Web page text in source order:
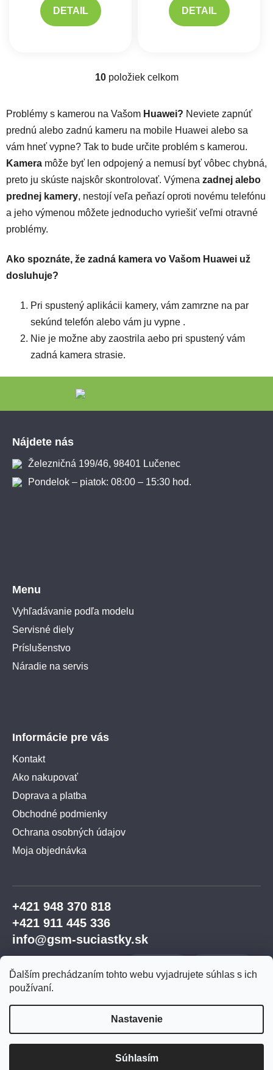
Ďalším prechádzaním tohto webu vyjadrujete súhlas s ich
používaní.
Nastavenie
Súhlasím
DETAIL DETAIL
Ovládacie prvky výpisu
10položiek celkom
Problémy s kamerou na Vašom Huawei? Neviete zapnúť
prednú alebo zadnú kameru na mobile Huawei alebo sa
vám hneť vypne? Tak to bude určite problém s kamerou.
Kamera môže byť len odpojený a nemusí byť vôbec chybná,
preto ju skúste najskôr skontrolovať. Výmena zadnej alebo
prednej kamery, nestojí veľa peňazí oproti novému telefónu
a jeho výmenou môžete jednoducho vyriešiť veľmi otravné
problémy.
Ako spoznáte, že zadná kamera vo Vašom Huawei už
dosluhuje?
Pri spustený aplikácii kamery, vám zamrzne na par
sekúnd telefón alebo vám ju vypne .
Nie je možne aby zaostrila aebo pri spustený vám
zadná kamera strasie.
Nájdete nás
Železničná 199/46, 98401 Lučenec
Pondelok – piatok: 08:00 – 15:30 hod.
Menu
Vyhľadávanie podľa modelu
Servisné diely
Príslušenstvo
Náradie na servis
Informácie pre vás
Kontakt
Ako nakupovať
Doprava a platba
Obchodné podmienky
Ochrana osobných údajov
Moja objednávka
+421 948 370 818
+421 911 445 336
info@gsm-suciastky.sk
GSM súčiastky